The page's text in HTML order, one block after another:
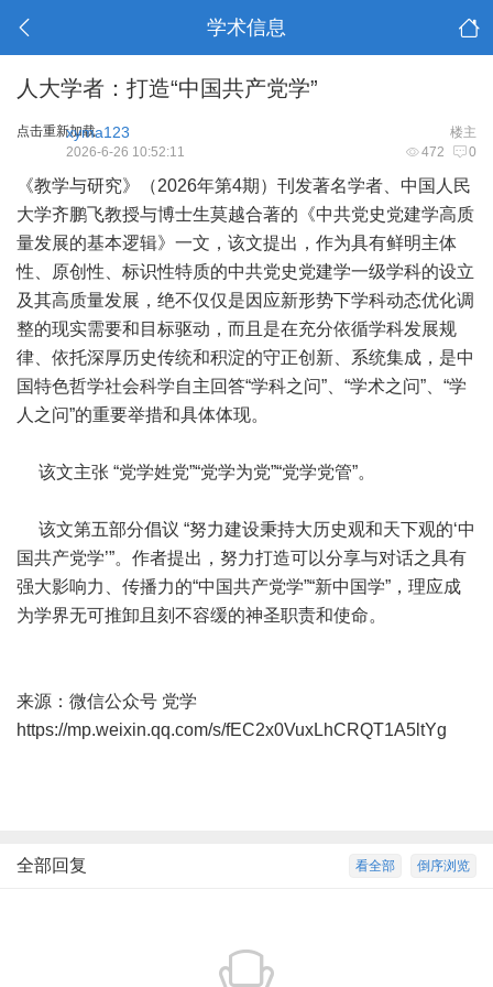
学术信息
人大学者：打造“中国共产党学”
点击重新加载 楼主
xyma123
472 0
2026-6-26 10:52:11
《教学与研究》（2026年第4期）刊发著名学者、中国人民
大学齐鹏飞教授与博士生莫越合著的《中共党史党建学高质
量发展的基本逻辑》一文，该文提出，作为具有鲜明主体
性、原创性、标识性特质的中共党史党建学一级学科的设立
及其高质量发展，绝不仅仅是因应新形势下学科动态优化调
整的现实需要和目标驱动，而且是在充分依循学科发展规
律、依托深厚历史传统和积淀的守正创新、系统集成，是中
国特色哲学社会科学自主回答“学科之问”、“学术之问”、“学
人之问”的重要举措和具体体现。
该文主张 “党学姓党”“党学为党”“党学党管”。
该文第五部分倡议 “努力建设秉持大历史观和天下观的‘中
国共产党学’”。作者提出，努力打造可以分享与对话之具有
强大影响力、传播力的“中国共产党学”“新中国学”，理应成
为学界无可推卸且刻不容缓的神圣职责和使命。
来源：微信公众号 党学
https://mp.weixin.qq.com/s/fEC2x0VuxLhCRQT1A5ltYg
倒序浏览
看全部
全部回复